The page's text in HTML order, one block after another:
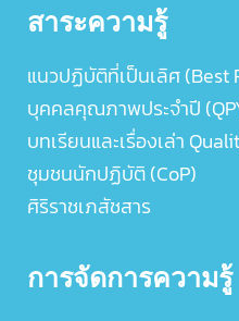
สาระความรู้
แนวปฏิบัติที่เป็นเลิศ (Best
บุคคลคุณภาพประจำปี
บทเรียนและเรื่องเล่า
ชุมชนนักปฏิบัติ (CoP)
ศิริราชเภสัชสาร
การจัดการความรู้